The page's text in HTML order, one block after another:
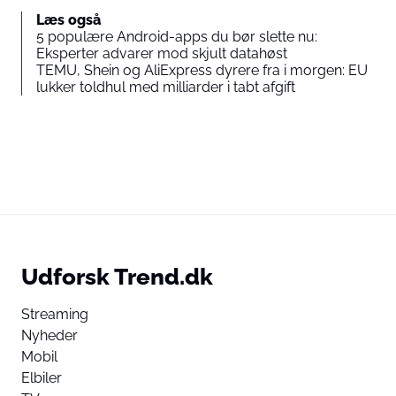
Læs også
5 populære Android-apps du bør slette nu:
Eksperter advarer mod skjult datahøst
TEMU, Shein og AliExpress dyrere fra i morgen: EU
lukker toldhul med milliarder i tabt afgift
Udforsk Trend.dk
Streaming
Nyheder
Mobil
Elbiler